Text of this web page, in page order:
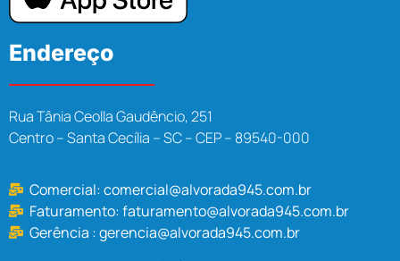
Endereço
Rua Tânia Ceolla Gaudêncio, 251
Centro – Santa Cecília – SC – CEP – 89540-000
Comercial:comercial@alvorada945.com.br
Faturamento:faturamento@alvorada945.com.br
Gerência :gerencia@alvorada945.com.br